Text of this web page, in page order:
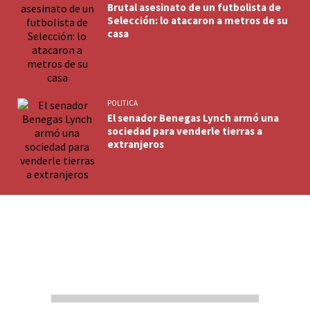
Brutal asesinato de un futbolista de
Selección: lo atacaron a metros de su
casa
POLITICA
El senador Benegas Lynch armó una
sociedad para venderle tierras a
extranjeros